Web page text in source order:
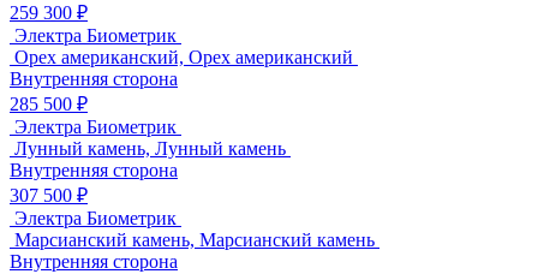
259 300 ₽
Электра Биометрик
Орех американский, Орех американский
Внутренняя сторона
285 500 ₽
Электра Биометрик
Лунный камень, Лунный камень
Внутренняя сторона
307 500 ₽
Электра Биометрик
Марсианский камень, Марсианский камень
Внутренняя сторона